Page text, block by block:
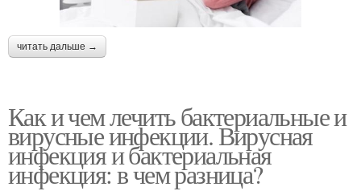
читать дальше →
Как и чем лечить бактериальные и
вирусные инфекции. Вирусная
инфекция и бактериальная
инфекция: в чем разница?